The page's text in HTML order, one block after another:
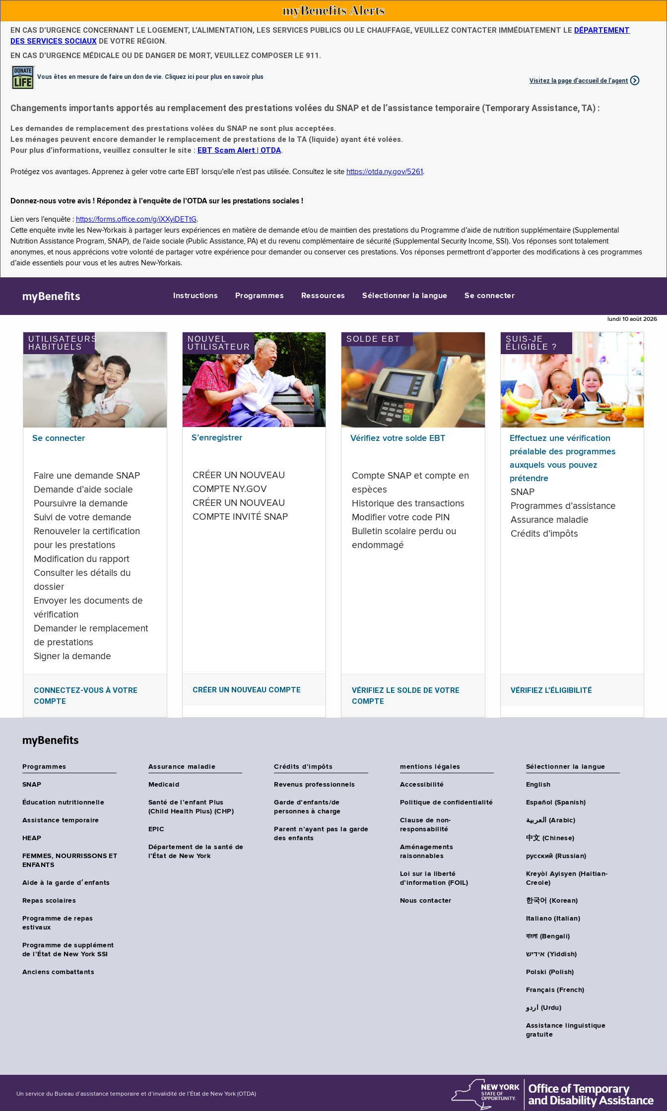
myBenefits Alerts
EN CAS D’URGENCE CONCERNANT LE LOGEMENT, L’ALIMENTATION, LES SERVICES PUBLICS OU LE CHAUFFAGE, VEUILLEZ CONTACTER IMMÉDIATEMENT LE DÉPARTEMENT
DES SERVICES SOCIAUX DE VOTRE RÉGION.
EN CAS D’URGENCE MÉDICALE OU DE DANGER DE MORT, VEUILLEZ COMPOSER LE 911.
Vous êtes en mesure de faire un don de vie. Cliquez ici pour plus en savoir plus
Visitez la page d’accueil de l’agent
Changements importants apportés au remplacement des prestations volées du SNAP et de l’assistance temporaire (Temporary Assistance, TA) :
Les demandes de remplacement des prestations volées du SNAP ne sont plus acceptées.
Les ménages peuvent encore demander le remplacement de prestations de la TA (liquide) ayant été volées.
Pour plus d’informations, veuillez consulter le site : EBT Scam Alert | OTDA.
Protégez vos avantages. Apprenez à geler votre carte EBT lorsqu’elle n’est pas utilisée. Consultez le site https://otda.ny.gov/5261 .
Donnez-nous votre avis ! Répondez à l’enquête de l’OTDA sur les prestations sociales !
Lien vers l’enquête : https://forms.office.com/g/iXXyiDETtG.
Cette enquête invite les New-Yorkais à partager leurs expériences en matière de demande et/ou de maintien des prestations du Programme d’aide de nutrition supplémentaire (Supplemental
Nutrition Assistance Program, SNAP), de l’aide sociale (Public Assistance, PA) et du revenu complémentaire de sécurité (Supplemental Security Income, SSI). Vos réponses sont totalement
anonymes, et nous apprécions votre volonté de partager votre expérience pour demander ou conserver ces prestations. Vos réponses permettront d’apporter des modifications à ces programmes
d’aide essentiels pour vous et les autres New-Yorkais.
myBenefits Instructions Programmes Ressources Sélectionner la langue Se connecter
lundi 10 août 2026
UTILISATEURS
HABITUELS
Se connecter
Faire une demande SNAP
Demande d’aide sociale
Poursuivre la demande
Suivi de votre demande
Renouveler la certification
pour les prestations
Modification du rapport
Consulter les détails du
dossier
Envoyer les documents de
vérification
Demander le remplacement
de prestations
Signer la demande
CONNECTEZ-VOUS À VOTRE
COMPTE
NOUVEL
UTILISATEUR
S’enregistrer
CRÉER UN NOUVEAU
COMPTE NY.GOV
CRÉER UN NOUVEAU
COMPTE INVITÉ SNAP
CRÉER UN NOUVEAU COMPTE
SOLDE EBT
Vérifiez votre solde EBT
Compte SNAP et compte en
espèces
Historique des transactions
Modifier votre code PIN
Bulletin scolaire perdu ou
endommagé
VÉRIFIEZ LE SOLDE DE VOTRE
COMPTE
SUIS-JE
ÉLIGIBLE ?
Effectuez une vérification
préalable des programmes
auxquels vous pouvez
prétendre
SNAP
Programmes d’assistance
Assurance maladie
Crédits d’impôts
VÉRIFIEZ L’ÉLIGIBILITÉ
myBenefits
Programmes
SNAP
Éducation nutritionnelle
Assistance temporaire
HEAP
FEMMES, NOURRISSONS ET
ENFANTS
Aide à la garde d׳enfants
Repas scolaires
Programme de repas
estivaux
Programme de supplément
de l’État de New York SSI
Anciens combattants
Assurance maladie
Medicaid
Santé de l’enfant Plus
(Child Health Plus) (CHP)
EPIC
Département de la santé de
l’État de New York
Crédits d’impôts
Revenus professionnels
Garde d’enfants/de
personnes à charge
Parent n’ayant pas la garde
des enfants
mentions légales
Accessibilité
Politique de confidentialité
Clause de non-
responsabilité
Aménagements
raisonnables
Loi sur la liberté
d’information (FOIL)
Nous contacter
Sélectionner la langue
English
Español (Spanish)
العربية (Arabic)
中文 (Chinese)
русский (Russian)
Kreyòl Ayisyen (Haitian-
Creole)
한국어 (Korean)
Italiano (Italian)
বাংলা (Bengali)
אידיש (Yiddish)
Polski (Polish)
Français (French)
اردو (Urdu)
Assistance linguistique
gratuite
Un service du Bureau d’assistance temporaire et d’invalidité de l’État de New York (OTDA)